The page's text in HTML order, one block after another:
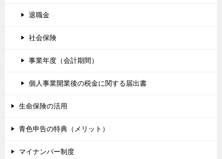
退職金
社会保険
事業年度（会計期間）
個人事業開業後の税金に関する届出書
生命保険の活用
青色申告の特典（メリット）
マイナンバー制度